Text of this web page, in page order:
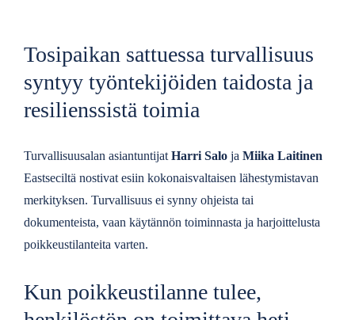
Tosipaikan sattuessa turvallisuus
syntyy työntekijöiden taidosta ja
resilienssistä toimia
Turvallisuusalan asiantuntijat Harri Salo ja Miika Laitinen
Eastseciltä nostivat esiin kokonaisvaltaisen lähestymistavan
merkityksen. Turvallisuus ei synny ohjeista tai
dokumenteista, vaan käytännön toiminnasta ja harjoittelusta
poikkeustilanteita varten.
Kun poikkeustilanne tulee,